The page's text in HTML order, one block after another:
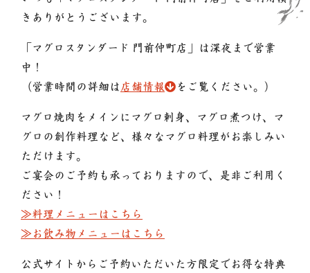
きありがとうございます。
「マグロスタンダード 門前仲町店
」は深夜まで営業
中！
（営業時間の詳細は店舗情報 をご覧ください。）
マグロ焼肉をメインにマグロ刺身、マグロ煮つけ、マ
グロの創作料理など、様々なマグロ料理がお楽しみい
ただけます。
ご宴会のご予約も承っておりますので、是非ご利用く
ださい！
≫料理メニューはこちら
≫お飲み物メニューはこちら
公式サイトからご予約いただいた方限定でお得な特典